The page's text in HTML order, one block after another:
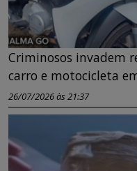
Criminosos invadem
carro e motocicleta
26/07/2026 às 21:37